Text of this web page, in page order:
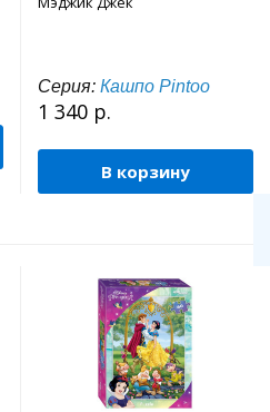
Серия: Кашпо Pintoo
1 340 р.
В корзину